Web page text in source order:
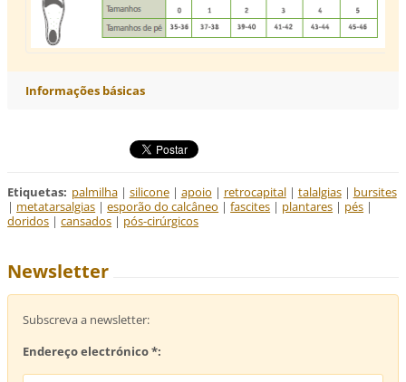
Informações básicas
Etiquetas: palmilha | silicone | apoio | retrocapital | talalgias | bursites
| metatarsalgias | esporão do calcâneo | fascites | plantares | pés |
doridos | cansados | pós-cirúrgicos
Newsletter
Subscreva a newsletter:
Endereço electrónico *: